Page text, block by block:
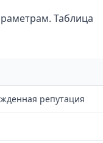
Таблица
репутация